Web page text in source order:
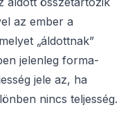
az ember a
„áldottnak”
jelenleg forma-
jele az, ha
nincs teljesség.